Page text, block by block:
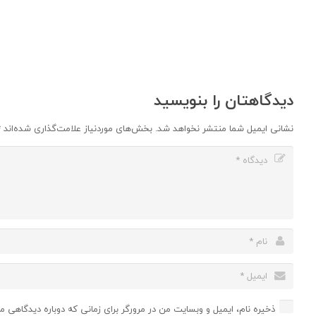
دیدگاهتان را بنویسید
نشانی ایمیل شما منتشر نخواهد شد. بخش‌های موردنیاز علامت‌گذاری شده‌اند
ذخیره نام، ایمیل و وبسایت من در مرورگر برای زمانی که دوباره